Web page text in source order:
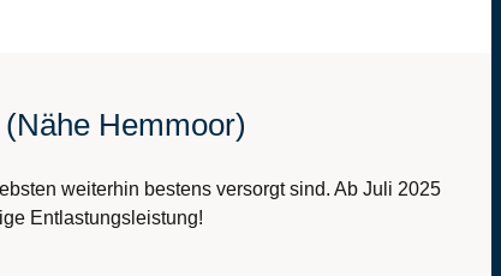
Hemmoor)
weiterhin bestens versorgt sind. Ab Juli 2025
Entlastungsleistung!